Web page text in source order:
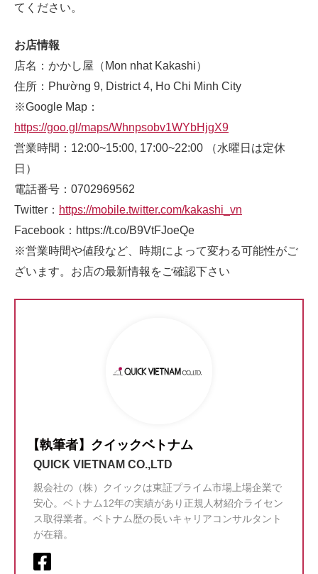
てください。
お店情報
店名：かかし屋（Mon nhat Kakashi）
住所：Phường 9, District 4, Ho Chi Minh City
※Google Map：
https://goo.gl/maps/Whnpsobv1WYbHjgX9
営業時間：12:00~15:00, 17:00~22:00 （水曜日は定休
日）
電話番号：0702969562
Twitter： https://mobile.twitter.com/kakashi_vn
Facebook：https://t.co/B9VtFJoeQe
※営業時間や値段など、時期によって変わる可能性がご
ざいます。お店の最新情報をご確認下さい
【執筆者】クイックベトナム
QUICK VIETNAM CO.,LTD
親会社の（株）クイックは東証プライム市場上場企業で
安心。ベトナム12年の実績があり正規人材紹介ライセン
ス取得業者。ベトナム歴の長いキャリアコンサルタント
が在籍。